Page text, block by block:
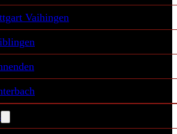
Vaihingen